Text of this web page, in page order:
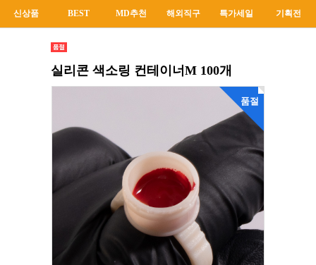
신상품 BEST MD추천 해외직구 특가세일 기획전
실리콘 색소링 컨테이너M 100개
품절